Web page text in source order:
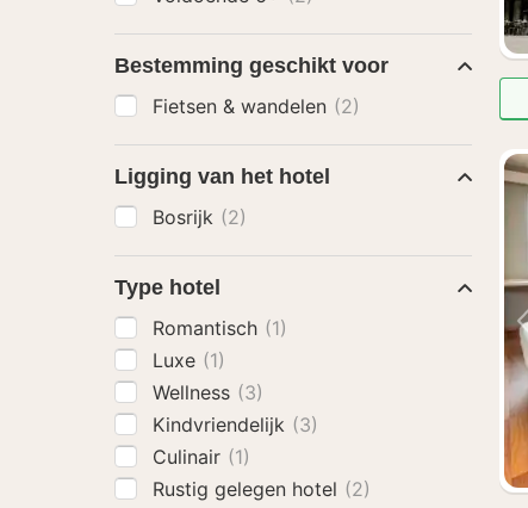
Bestemming geschikt voor
Fietsen & wandelen (2)
Ligging van het hotel
Bosrijk (2)
Type hotel
Romantisch (1)
Luxe (1)
Wellness (3)
Kindvriendelijk (3)
Culinair (1)
Rustig gelegen hotel (2)